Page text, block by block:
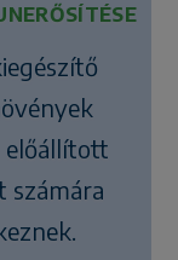
előállított
számára